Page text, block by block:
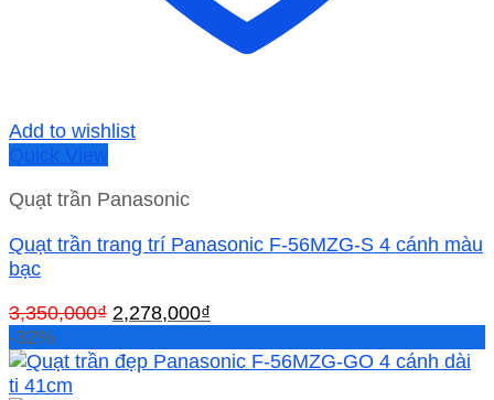
Add to wishlist
Quick View
Quạt trần Panasonic
Quạt trần trang trí Panasonic F-56MZG-S 4 cánh màu
bạc
3,350,000₫ Giá
là:
2,278,000₫
tại
-32%